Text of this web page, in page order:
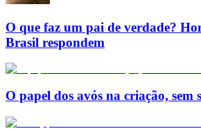
O que faz um pai de verdade?
Brasil respondem
O papel dos avós na criação, sem